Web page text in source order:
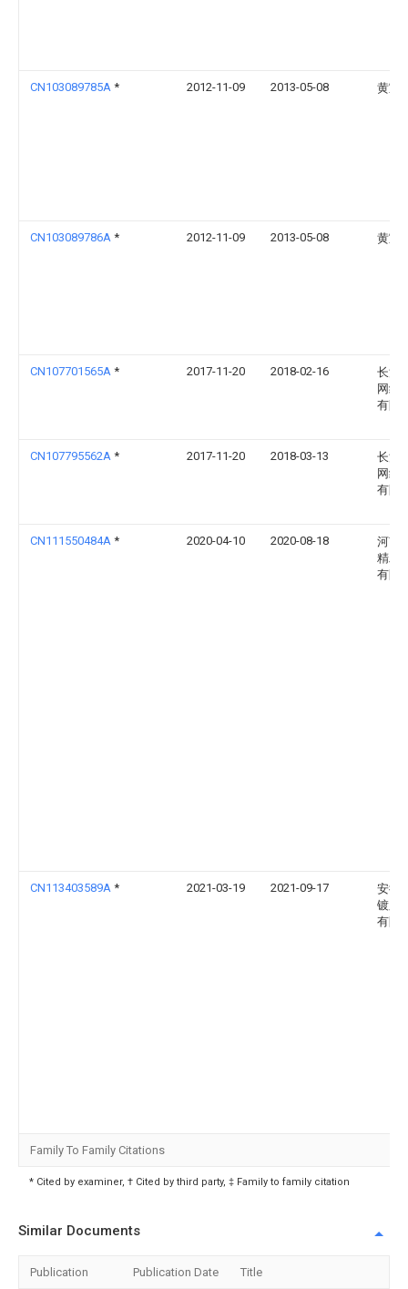
CN103089785A * 2012-11-09 2013-05-08 黄宣
CN103089786A * 2012-11-09 2013-05-08 黄宣
CN107701565A * 2017-11-20 2018-02-16
长沙
网络
有限
CN107795562A * 2017-11-20 2018-03-13
长沙
网络
有限
CN111550484A * 2020-04-10 2020-08-18
河南
精工
有限
CN113403589A * 2021-03-19 2021-09-17
安徽
镀膜
有限
Family To Family Citations
* Cited by examiner, † Cited by third party, ‡ Family to family citation
Similar Documents
Publication Publication Date Title